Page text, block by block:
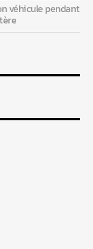
véhicule pendant